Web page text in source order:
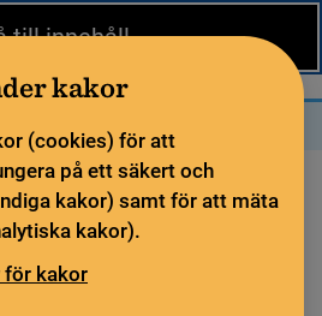
till innehåll
kakor
(cookies) för att
på ett säkert och
kakor) samt för att mäta
kakor).
för kakor
aktiviteter under pandemins andra år